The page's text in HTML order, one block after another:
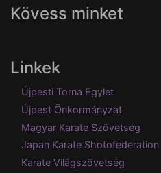
Kövess minket
Linkek
Újpesti Torna Egylet
Újpest Önkormányzat
Magyar Karate Szövetség
Japan Karate Shotofederation
Karate Világszövetség